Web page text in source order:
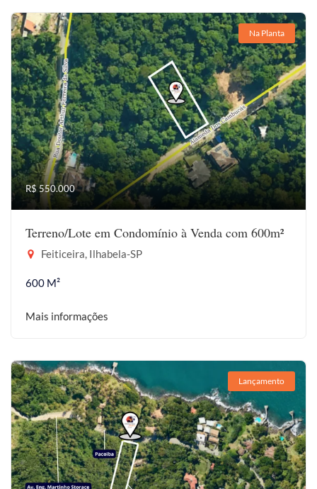
Na Planta
R$ 550.000
Terreno/Lote em Condomínio à Venda com 600m²
Feiticeira, Ilhabela-SP
600 M²
Mais informações
Lançamento